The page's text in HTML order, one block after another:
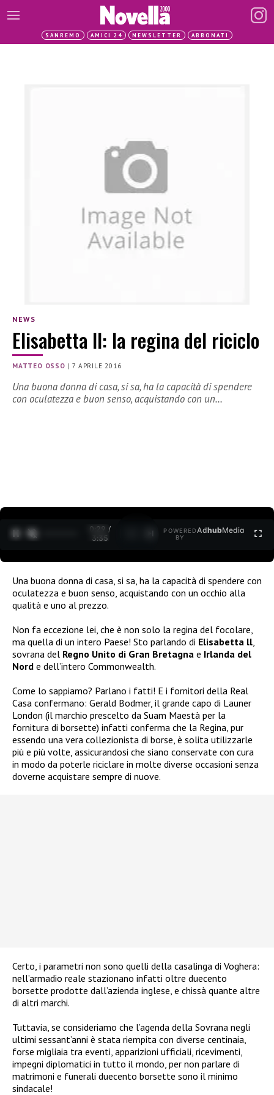
SANREMO AMICI 24 NEWSLETTER ABBONATI
NEWS
Elisabetta II: la regina del riciclo
MATTEO OSSO |7 APRILE 2016
Una buona donna di casa, si sa, ha la capacità di spendere
con oculatezza e buon senso, acquistando con un…
0:30 /
3:35
POWERED
BY
AdhubMedia
Una buona donna di casa, si sa, ha la capacità di spendere con
oculatezza e buon senso, acquistando con un occhio alla
qualità e uno al prezzo.
Non fa eccezione lei, che è non solo la regina del focolare,
ma quella di un intero Paese! Sto parlando di Elisabetta ll
sovrana del Regno Unito di Gran Bretagna e Irlanda del
Nord e dell’intero Commonwealth.
Come lo sappiamo? Parlano i fatti! E i fornitori della Real
Casa confermano: Gerald Bodmer, il grande capo di Launer
London (il marchio prescelto da Suam Maestà per la
fornitura di borsette) infatti conferma che la Regina, pur
essendo una vera collezionista di borse, è solita utilizzarle
più e più volte, assicurandosi che siano conservate con cura
in modo da poterle riciclare in molte diverse occasioni senza
doverne acquistare sempre di nuove.
Certo, i parametri non sono quelli della casalinga di Voghera:
nell’armadio reale stazionano infatti oltre duecento
borsette prodotte dall’azienda inglese, e chissà quante altre
di altri marchi.
Tuttavia, se consideriamo che l’agenda della Sovrana negli
ultimi sessant’anni è stata riempita con diverse centinaia,
forse migliaia tra eventi, apparizioni ufficiali, ricevimenti,
impegni diplomatici in tutto il mondo, per non parlare di
matrimoni e funerali duecento borsette sono il minimo
sindacale!